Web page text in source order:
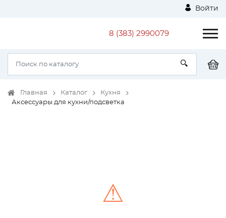
Войти
8 (383) 2990079
Главная Каталог
Кухня
Аксессуары для кухни/подсветка
⚠